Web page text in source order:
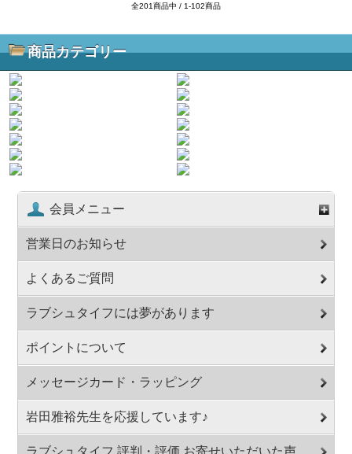
全201商品中 / 1-102商品
商品カテゴリー
会員メニュー
営業日のお知らせ
よくあるご質問
ラブシュタイフには夢があります
ポイントについて
メッセージカード・ラッピング
岩田雅裕先生を応援しています♪
ラブシュタイフ 評判・評価 お寄せいただいた声